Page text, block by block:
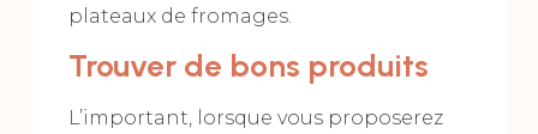
plateaux de fromages.
Trouver de bons produits
L’important, lorsque vous proposerez